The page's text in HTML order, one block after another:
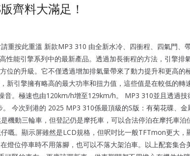
齊料大滿足！
重按此重溫 新款MP3 310 由全新水冷、四衝程、四氣門、
性能引擎系列中的最新產品。透過加長衝程的方法，引擎
位的升級。它不僅透過增加排氣量帶來了動力提升和更高
新引擎擁有略高的最大功率和扭力值，這些值是在較低的
音。極速也由120km/h增至129km/h。 MP3 310並且透過
今次到港的 2025 MP3 310係最頂級的S版：有菊花碟、
機動三輪車，但登記仍是摩托車，可以合法停泊在摩托車
嘅。顯示屏雖然是LCD規格，但呎吋比一般TFTmon更大
燈位停車時不用落腳，也可以不落大架泊車。以上配套集